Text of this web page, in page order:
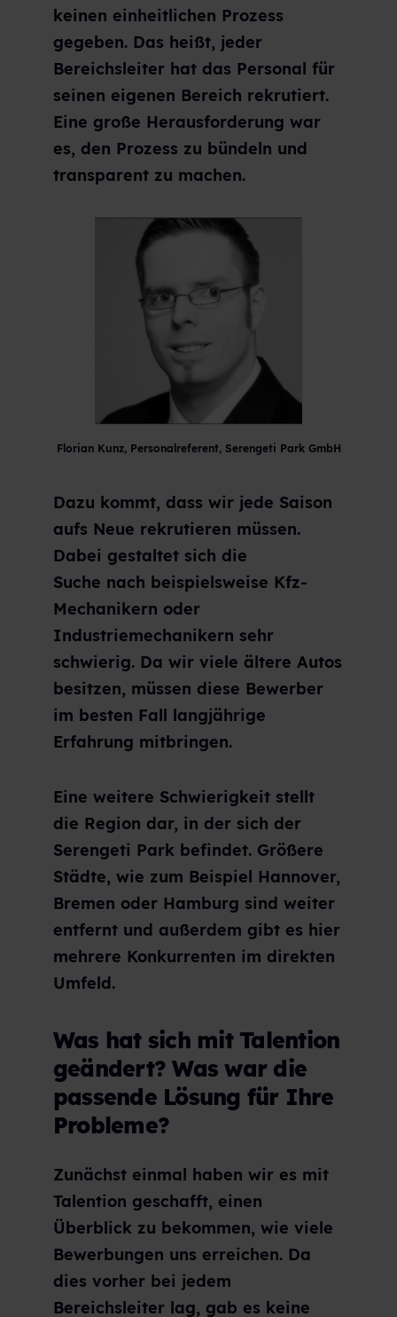
keinen einheitlichen Prozess
gegeben. Das heißt, jeder
Bereichsleiter hat das Personal für
seinen eigenen Bereich rekrutiert.
Eine große Herausforderung war
es, den Prozess zu bündeln und
transparent zu machen.
Florian Kunz, Personalreferent, Serengeti Park GmbH
Dazu kommt, dass wir jede Saison
aufs Neue rekrutieren müssen.
Dabei gestaltet sich die
Suche nach beispielsweise Kfz-
Mechanikern oder
Industriemechanikern sehr
schwierig. Da wir viele ältere Autos
besitzen, müssen diese Bewerber
im besten Fall langjährige
Erfahrung mitbringen.
Eine weitere Schwierigkeit stellt
die Region dar, in der sich der
Serengeti Park befindet. Größere
Städte, wie zum Beispiel Hannover,
Bremen oder Hamburg sind weiter
entfernt und außerdem gibt es hier
mehrere Konkurrenten im direkten
Umfeld.
Was hat sich mit Talention
geändert? Was war die
passende Lösung für Ihre
Probleme?
Zunächst einmal haben wir es mit
Talention geschafft, einen
Überblick zu bekommen, wie viele
Bewerbungen uns erreichen. Da
dies vorher bei jedem
Bereichsleiter lag, gab es keine